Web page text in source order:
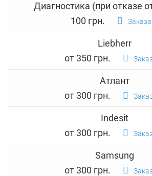
Диагностика (при отказе
100 грн.
Liebherr
от 350 грн.
Атлант
от 300 грн.
Indesit
от 300 грн.
Samsung
от 300 грн.